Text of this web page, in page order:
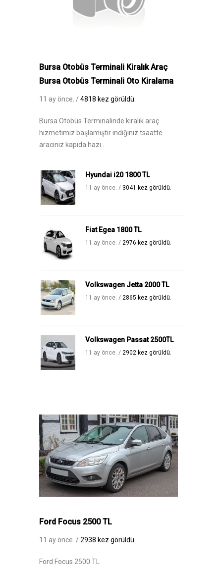
Bursa Otobüs Terminali Kiralık Araç
Bursa Otobüs Terminali Oto Kiralama
11 ay önce. /4818 kez görüldü.
Bursa Otobüs Terminalinde kiralık araç
hizmetimiz başlamıştır indiğiniz tsaatte
aracınız kapıda hazı..
Hyundai i20 1800 TL
11 ay önce. / 3041 kez görüldü.
Fiat Egea 1800 TL
11 ay önce. / 2976 kez görüldü.
Volkswagen Jetta 2000 TL
11 ay önce. / 2865 kez görüldü.
Volkswagen Passat 2500TL
11 ay önce. / 2902 kez görüldü.
Ford Focus 2500 TL
11 ay önce. /2938 kez görüldü.
Ford Focus 2500 TL